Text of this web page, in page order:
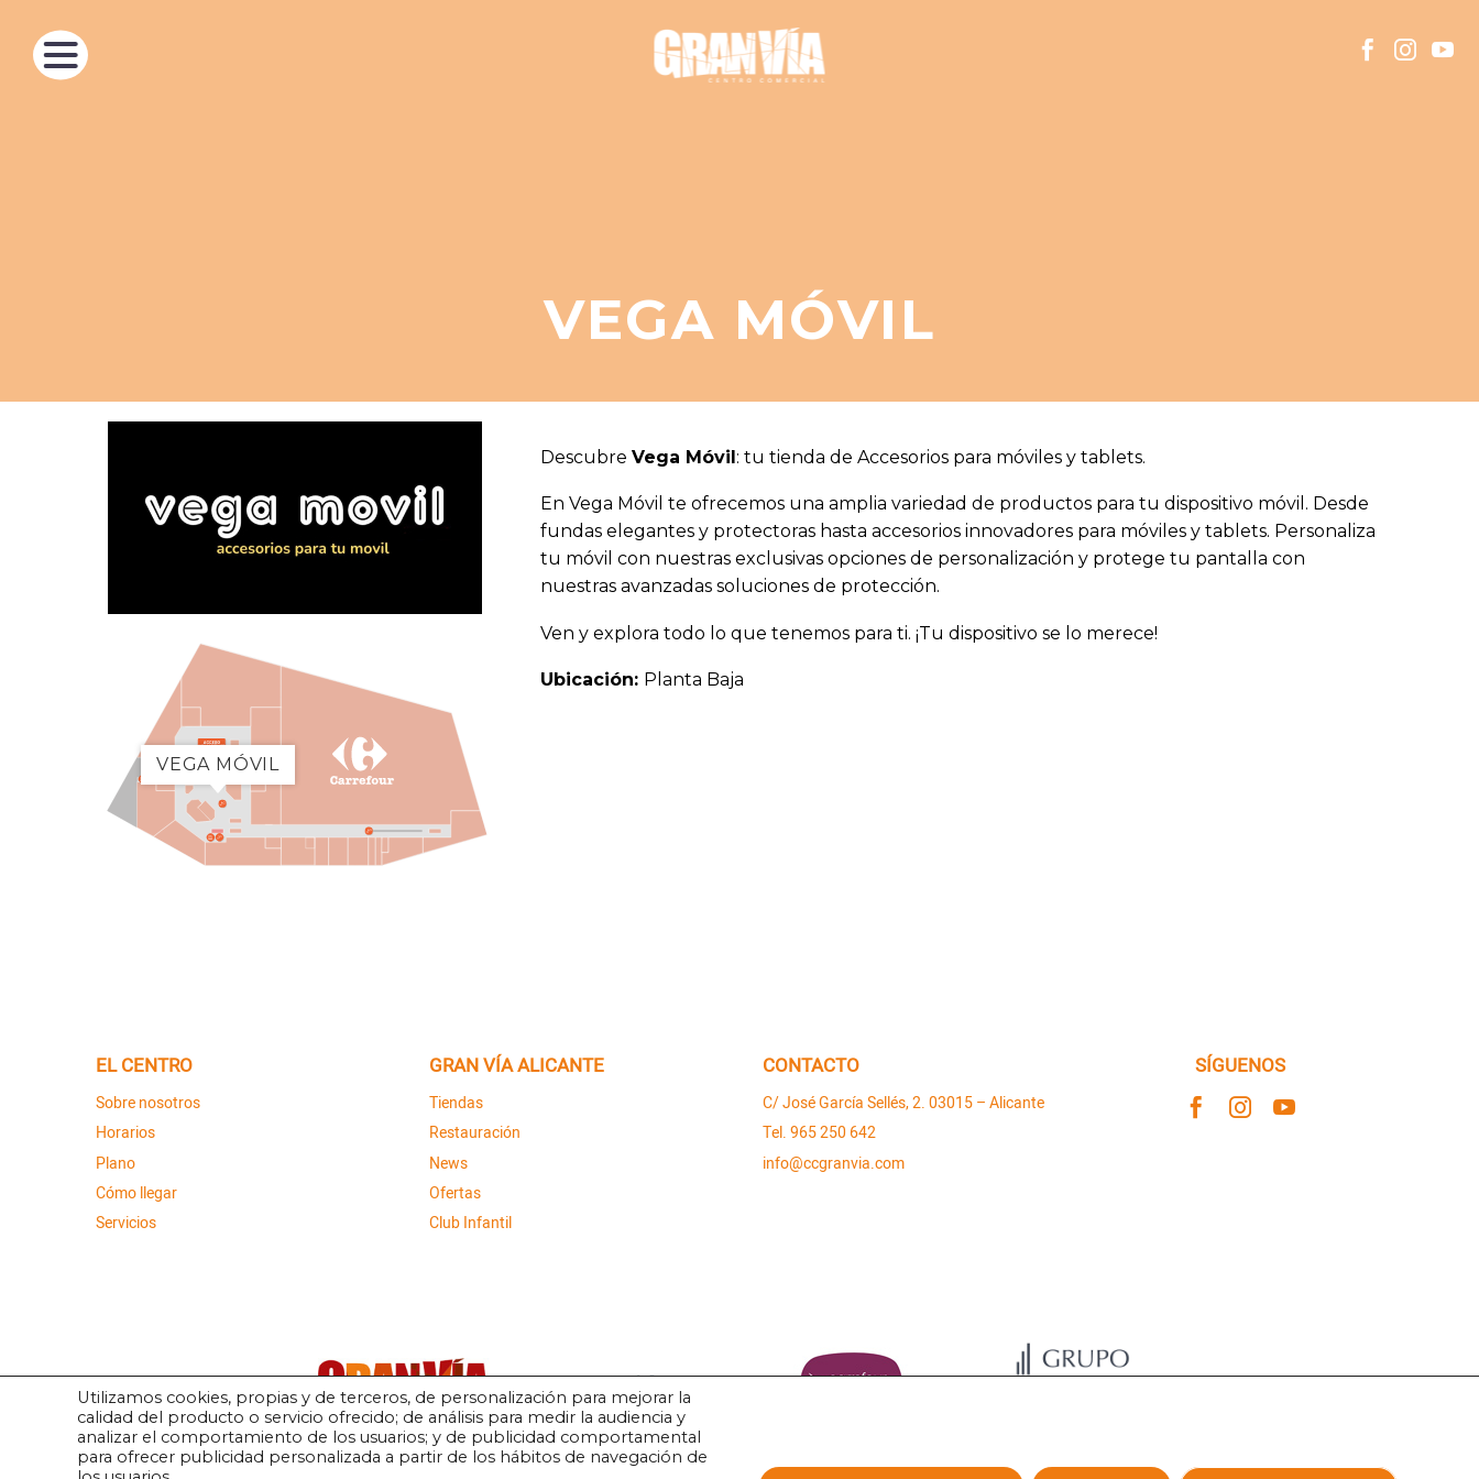
VEGA MÓVIL
VEGA MÓVIL
Descubre Vega Móvil: tu tienda de Accesorios para móviles y tablets.
En Vega Móvil te ofrecemos una amplia variedad de productos para tu dispositivo móvil. Desde
fundas elegantes y protectoras hasta accesorios innovadores para móviles y tablets. Personaliza
tu móvil con nuestras exclusivas opciones de personalización y protege tu pantalla con
nuestras avanzadas soluciones de protección.
Ven y explora todo lo que tenemos para ti. ¡Tu dispositivo se lo merece!
Ubicación: Planta Baja
EL CENTRO
Sobre nosotros
Horarios
Plano
Cómo llegar
Servicios
GRAN VÍA ALICANTE
Tiendas
Restauración
News
Ofertas
Club Infantil
CONTACTO
C/ José García Sellés, 2. 03015 – Alicante
Tel. 965 250 642
info@ccgranvia.com
SÍGUENOS
Utilizamos cookies, propias y de terceros, de personalización para mejorar la
calidad del producto o servicio ofrecido; de análisis para medir la audiencia y
analizar el comportamiento de los usuarios; y de publicidad comportamental
para ofrecer publicidad personalizada a partir de los hábitos de navegación de